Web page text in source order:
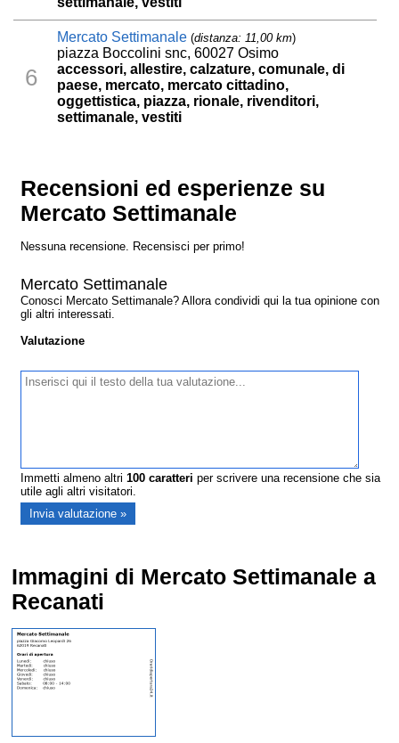
6
Mercato Settimanale (distanza: 11,00 km)
piazza Boccolini snc, 60027 Osimo
accessori, allestire, calzature, comunale, di
paese, mercato, mercato cittadino,
oggettistica, piazza, rionale, rivenditori,
settimanale, vestiti
Recensioni ed esperienze su
Mercato Settimanale
Nessuna recensione. Recensisci per primo!
Mercato Settimanale
Conosci Mercato Settimanale? Allora condividi qui la tua opinione con
gli altri interessati.
Valutazione
Immetti almeno altri100 caratteri per scrivere una recensione che sia
utile agli altri visitatori.
Immagini di Mercato Settimanale a
Recanati